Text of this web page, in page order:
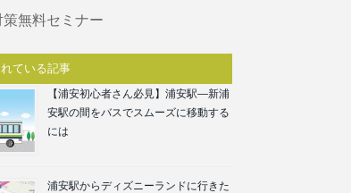
策無料セミナー
ている記事
【浦安初心者さん必見】浦安駅―新浦
安駅の間をバスでスムーズに移動する
には
浦安駅からディズニーランドに行きた